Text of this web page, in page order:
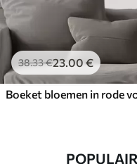
38.33€23.00 €